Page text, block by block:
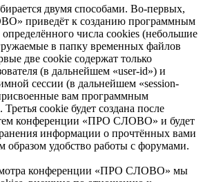
двумя способами. Во-первых,
приведёт к созданию программным
числа cookies (небольшие
в папку временных файлов
две cookie содержат только
(в дальнейшем «user-id») и
сессии (в дальнейшем «session-
вам программным
cookie будет создана после
конференции «ПРО СЛОВО» и будет
информации о прочтённых вами
образом удобство работы с форумами.
конференции «ПРО СЛОВО» мы